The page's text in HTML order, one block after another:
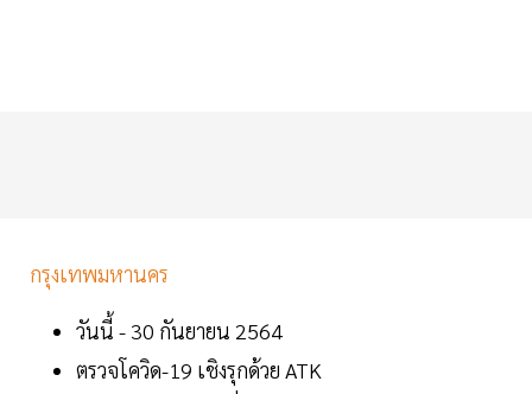
กรุงเทพมหานคร
วันนี้ - 30 กันยายน 2564
ตรวจโควิด-19 เชิงรุกด้วย ATK